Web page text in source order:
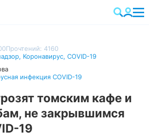
Прочтений: 4160
, Коронавирус, COVID-19
инфекция COVID-19
томским кафе и
не закрывшимся
19